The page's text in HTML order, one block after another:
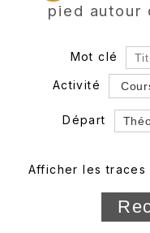
pied autour
Mot clé
Activité
Départ
Département
Longueur min/
Afficher les traces